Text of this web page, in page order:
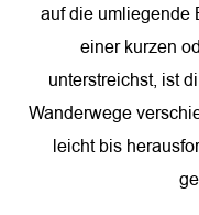
auf die umliegende
einer kurzen
unterstreichst, ist
Wanderwege
leicht bis